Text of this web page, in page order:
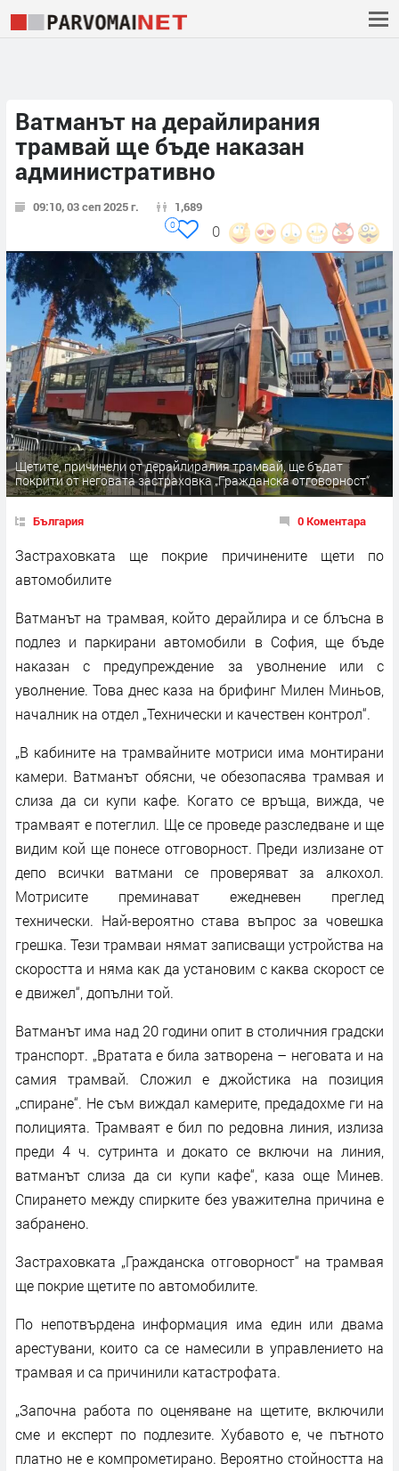
Ватманът на дерайлирания
трамвай ще бъде наказан
административно
09:10, 03 сеп 2025 г. 1,689
0
0
Щетите, причинели от дерайлиралия трамвай, ще бъдат
покрити от неговата застраховка „Гражданска отговорност“
България 0 Коментара
Застраховката ще покрие причинените щети по
автомобилите
Ватманът на трамвая, който дерайлира и се блъсна в
подлез и паркирани автомобили в София, ще бъде
наказан с предупреждение за уволнение или с
уволнение. Това днес каза на брифинг Милен Миньов,
началник на отдел „Технически и качествен контрол“.
„В кабините на трамвайните мотриси има монтирани
камери. Ватманът обясни, че обезопасява трамвая и
слиза да си купи кафе. Когато се връща, вижда, че
трамваят е потеглил. Ще се проведе разследване и ще
видим кой ще понесе отговорност. Преди излизане от
депо всички ватмани се проверяват за алкохол.
Мотрисите преминават ежедневен преглед
технически. Най-вероятно става въпрос за човешка
грешка. Тези трамваи нямат записващи устройства на
скоростта и няма как да установим с каква скорост се
е движел“, допълни той.
Ватманът има над 20 години опит в столичния градски
транспорт. „Вратата е била затворена – неговата и на
самия трамвай. Сложил е джойстика на позиция
„спиране“. Не съм виждал камерите, предадохме ги на
полицията. Трамваят е бил по редовна линия, излиза
преди 4 ч. сутринта и докато се включи на линия,
ватманът слиза да си купи кафе“, каза още Минев.
Спирането между спирките без уважителна причина е
забранено.
Застраховката „Гражданска отговорност“ на трамвая
ще покрие щетите по автомобилите.
По непотвърдена информация има един или двама
арестувани, които са се намесили в управлението на
трамвая и са причинили катастрофата.
„Започна работа по оценяване на щетите, включили
сме и експерт по подлезите. Хубавото е, че пътното
платно не е компрометирано. Вероятно стойността на